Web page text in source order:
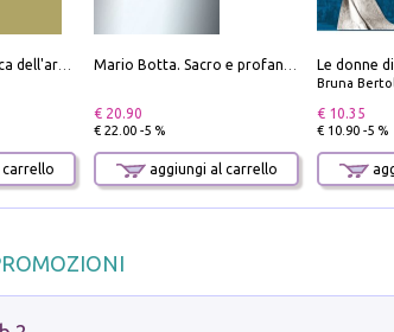
€ 20.90
€ 22.00 -5 %
aggiungi al carrello
Le donne
Bruna
€ 10.35
€ 10.90 -5 %